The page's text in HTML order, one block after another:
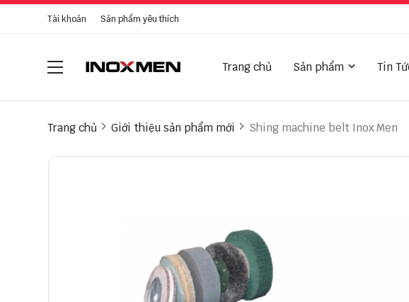
Tài khoản Sản phẩm yêu thích
Trang chủ Sản phẩm Tin
Trang chủ Giới thiệu sản phẩm mới Shing machine belt Inox Men